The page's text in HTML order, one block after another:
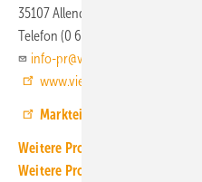
35107 Allendorf (Eder)
Telefon (0 64 52) 70 25 33
info-pr@viessmann.com
www.viessmann-
Markteinführungsevent
Weitere Produkt-Meldungen
Weitere Produkt-Meldungen